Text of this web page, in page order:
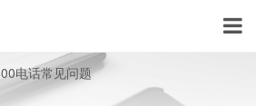
电话常见问题